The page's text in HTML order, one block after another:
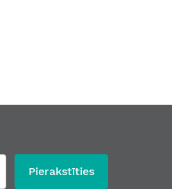
Pierakstīties